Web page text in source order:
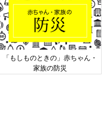
「もしものときの」赤ちゃん・
家族の防災